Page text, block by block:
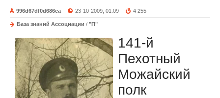
996d67df0d686ca 23-10-2009, 01:09 4 255
База знаний Ассоциации / "П"
141-й
Пехотный
Можайский
полк